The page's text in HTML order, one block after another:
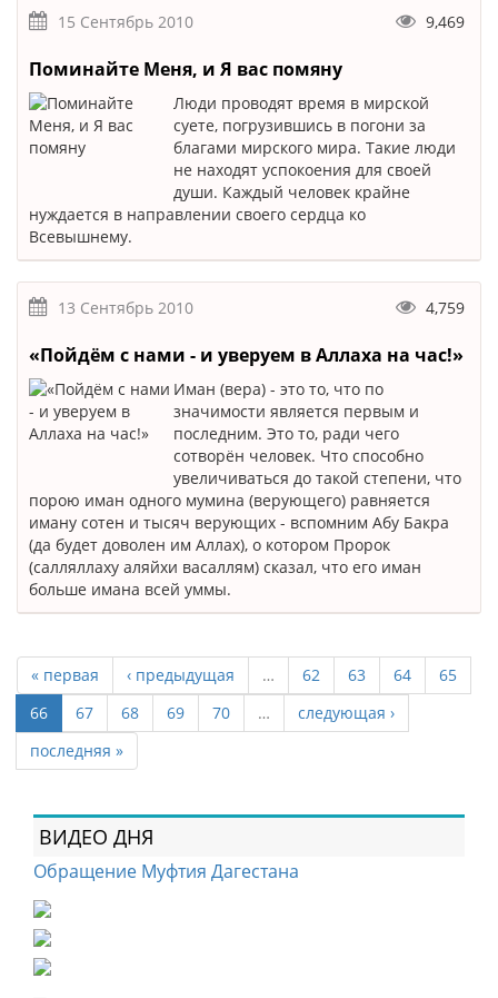
15 Сентябрь 2010 9,469
Поминайте Меня, и Я вас помяну
Люди проводят время в мирской
суете, погрузившись в погони за
благами мирского мира. Такие люди
не находят успокоения для своей
души. Каждый человек крайне
нуждается в направлении своего сердца ко
Всевышнему.
13 Сентябрь 2010 4,759
«Пойдём с нами - и уверуем в Аллаха на час!»
Иман (вера) - это то, что по
значимости является первым и
последним. Это то, ради чего
сотворён человек. Что способно
увеличиваться до такой степени, что
порою иман одного мумина (верующего) равняется
иману сотен и тысяч верующих - вспомним Абу Бакра
(да будет доволен им Аллах), о котором Пророк
(салляллаху аляйхи васаллям) сказал, что его иман
больше имана всей уммы.
« первая ‹ предыдущая … 62 63 64
65
66
67 68 69 70 …
следующая ›
последняя »
ВИДЕО ДНЯ
Обращение Муфтия Дагестана